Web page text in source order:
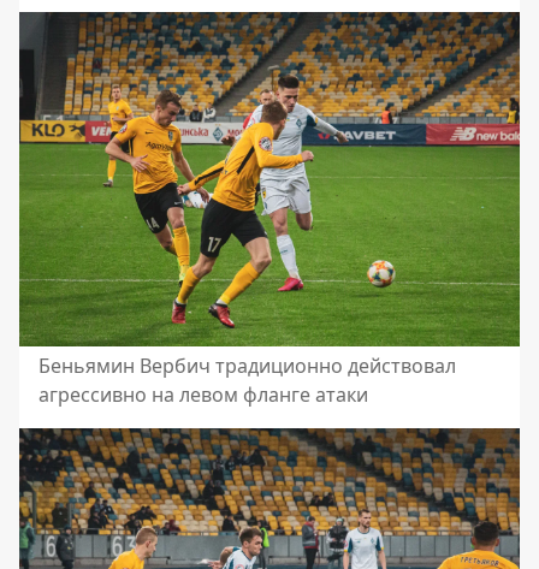
Беньямин Вербич традиционно действовал
агрессивно на левом фланге атаки